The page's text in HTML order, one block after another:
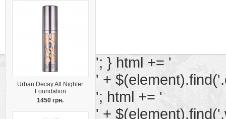
Urban Decay All Nighter
Foundation
1450 грн.
'; } html += '
' +
'; html += '
' +